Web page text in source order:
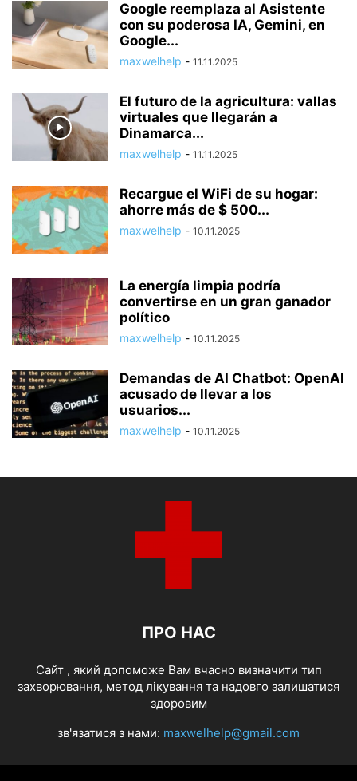
Google reemplaza al Asistente
con su poderosa IA, Gemini, en
Google...
maxwelhelp - 11.11.2025
El futuro de la agricultura: vallas
virtuales que llegarán a
Dinamarca...
maxwelhelp - 11.11.2025
Recargue el WiFi de su hogar:
ahorre más de $ 500...
maxwelhelp - 10.11.2025
La energía limpia podría
convertirse en un gran ganador
político
maxwelhelp - 10.11.2025
Demandas de AI Chatbot: OpenAI
acusado de llevar a los
usuarios...
maxwelhelp - 10.11.2025
ПРО НАС
Cайт , який допоможе Вам вчасно визначити тип
захворювання, метод лікування та надовго залишатися
здоровим
зв'язатися з нами: maxwelhelp@gmail.com